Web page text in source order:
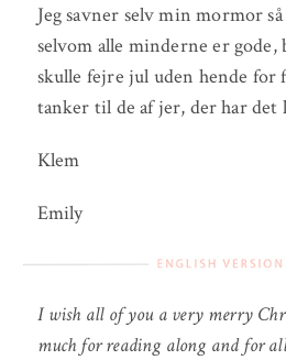
Jeg savner selv min mormor
selvom alle minderne er
skulle fejre jul uden hende for
tanker til de af jer, der har det
Klem
Emily
I wish all of you a very merry
much for reading along and for